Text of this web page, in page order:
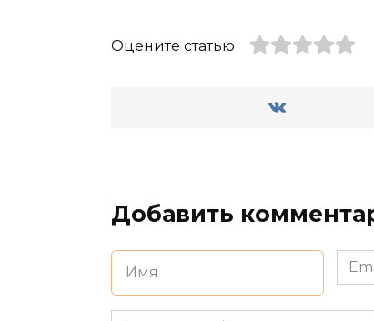
Оцените статью
Добавить
Имя
*